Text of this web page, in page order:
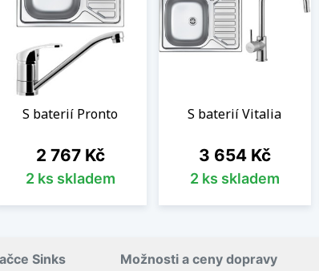
S baterií Pronto
Cena
2 767 Kč
2 ks skladem
S baterií Vitalia
Cena
3 654 Kč
2 ks skladem
Sinks Možnosti a ceny dopravy